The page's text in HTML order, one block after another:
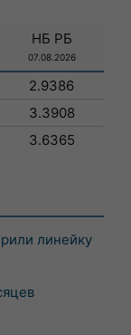
НБ РБ
07.08.2026
2.9386
3.3908
3.6365
линейку